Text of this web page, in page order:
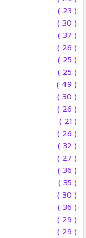
( 23 )
( 30 )
( 37 )
( 26 )
( 25 )
( 25 )
( 49 )
( 30 )
( 26 )
( 21 )
( 26 )
( 32 )
( 27 )
( 36 )
( 35 )
( 30 )
( 36 )
( 29 )
( 29 )